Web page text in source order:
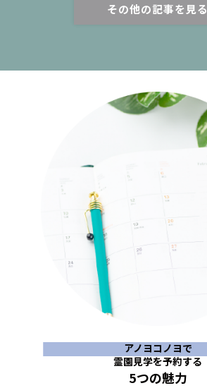
その他の記事を見る
アノヨコノヨで
霊園見学を予約する
5つの魅力